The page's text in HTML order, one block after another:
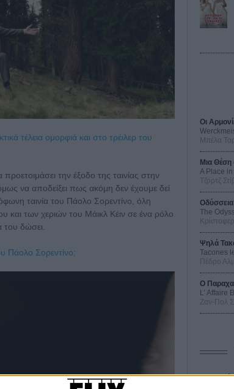
τέλεια ομορφιά και στο τρέιλερ του
την έξοδο της ταινίας στην
να αποδείξει πως ακόμη δεν έχουμε δεί
ταινία του Πάολο Σορεντίνο, όλη
των χεριών του Μάικλ Κέιν σε ένα ρόλο
του δώσει.
Πάολο Σορεντίνο;
Οι
Μπέλα
Μια Θέση
A Place
Τζορτζ
Οδύσσεια
The
Ψηλά
Tacones
Πέδρο
Ο
L’ Affaire
Ζαν-Πολ